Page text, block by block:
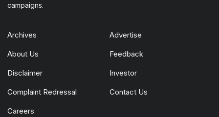
campaigns.
Archives Advertise
About Us Feedback
Disclaimer Investor
Complaint Redressal Contact Us
Careers